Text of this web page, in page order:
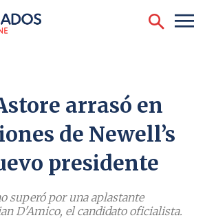
arrasó en
de Newell’s
presidente
superó por una aplastante
D'Amico, el candidato oficialista.